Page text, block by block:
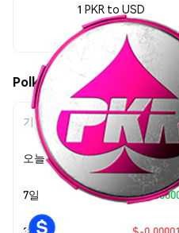
1 PKR to USD
$0.00003035
Polker (PKR) 가격 움직임
기간 변동 폭
오늘 +
7일 +